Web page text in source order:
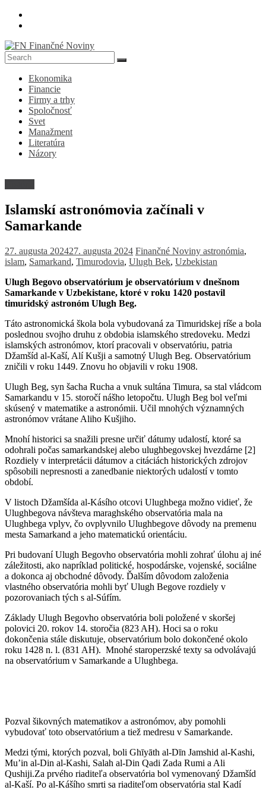
Skip
FN
Finančné
Noviny
Denník
ekonomike
spoločnosti
Ekonomika
Financie
Firmy a trhy
Spoločnosť
Svet
Manažment
Literatúra
Názory
Islamskí astronómovia začínali v
Samarkande
27. augusta 202427. augusta 2024 Finančné Noviny astronómia,
islam, Samarkand, Timurodovia, Ulugh Bek, Uzbekistan
Ulugh Begovo observatórium je observatórium v dnešnom
Samarkande v Uzbekistane, ktoré v roku 1420 postavil
timuridský astronóm Ulugh Beg.
Táto astronomická škola bola vybudovaná za Timuridskej ríše a bola
poslednou svojho druhu z obdobia islamského stredoveku. Medzi
islamských astronómov, ktorí pracovali v observatóriu, patria
Džamšíd al-Kaší, Alí Kušji a samotný Ulugh Beg. Observatórium
zničili v roku 1449. Znovu ho objavili v roku 1908.
Ulugh Beg, syn šacha Rucha a vnuk sultána Timura, sa stal vládcom
Samarkandu v 15. storočí nášho letopočtu. Ulugh Beg bol veľmi
skúsený v matematike a astronómii. Učil mnohých významných
astronómov vrátane Aliho Kušjiho.
Mnohí historici sa snažili presne určiť dátumy udalostí, ktoré sa
odohrali počas samarkandskej alebo ulughbegovskej hvezdárne [2]
Rozdiely v interpretácii dátumov a citáciách historických zdrojov
spôsobili nepresnosti a zanedbanie niektorých udalostí v tomto
období.
V listoch Džamšída al-Kásího otcovi Ulughbega možno vidieť, že
Ulughbegova návšteva maraghského observatória mala na
Ulughbega vplyv, čo ovplyvnilo Ulughbegove dôvody na premenu
mesta Samarkand a jeho matematickú orientáciu.
Pri budovaní Ulugh Begovho observatória mohli zohrať úlohu aj iné
záležitosti, ako napríklad politické, hospodárske, vojenské, sociálne
a dokonca aj obchodné dôvody. Ďalším dôvodom založenia
vlastného observatória mohli byť Ulugh Begove rozdiely v
pozorovaniach tých s al-Súfím.
Základy Ulugh Begovho observatória boli položené v skoršej
polovici 20. rokov 14. storočia (823 AH). Hoci sa o roku
dokončenia stále diskutuje, observatórium bolo dokončené okolo
roku 1428 n. l. (831 AH). Mnohé staroperzské texty sa odvolávajú
na observatórium v Samarkande a Ulughbega.
Pozval šikovných matematikov a astronómov, aby pomohli
vybudovať toto observatórium a tiež medresu v Samarkande.
Medzi tými, ktorých pozval, boli Ghīyāth al-Dīn Jamshid al-Kashi,
Mu’in al-Din al-Kashi, Salah al-Din Qadi Zada Rumi a Ali
Qushiji.Za prvého riaditeľa observatória bol vymenovaný Džamšíd
al-Kaší. Po al-Kášího smrti sa riaditeľom observatória stal Kadí